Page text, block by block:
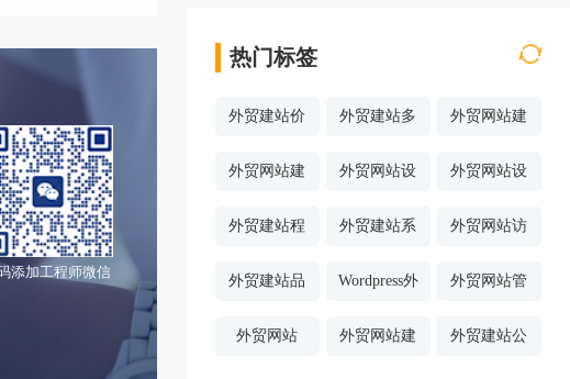
添加工程师微信
热门标签
外贸建站价 外贸建站多 外贸网站建
外贸网站建
外贸网站设 外贸网站设
外贸建站程
外贸建站系 外贸网站访
外贸建站品
Wordpress外 外贸网站管
外贸网站
外贸网站建 外贸建站公